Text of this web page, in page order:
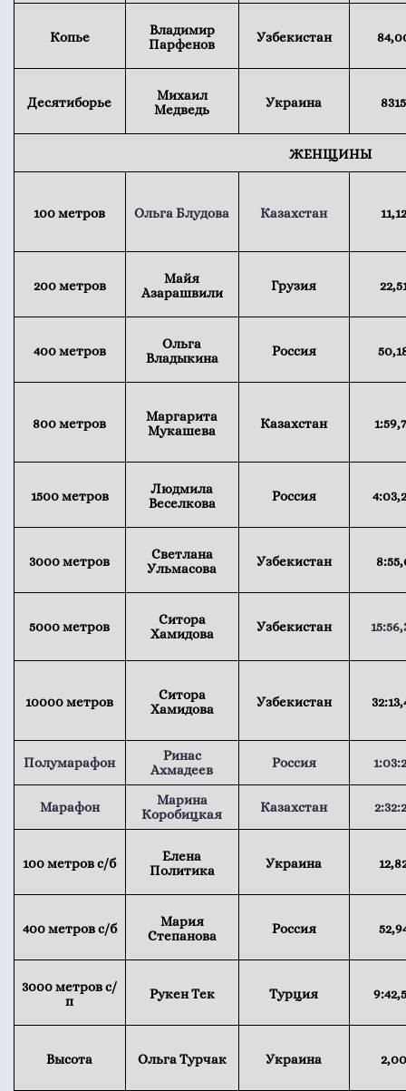
Копье
Владимир
Парфенов
Узбекистан
Десятиборье
Михаил
Медведь
Украина 8315
ЖЕНЩИНЫ
100 метров Ольга Блудова Казахстан 11,12
200 метров
Майя
Азарашвили
Грузия
400 метров
Ольга
Владыкина
Россия
800 метров
Маргарита
Мукашева
Казахстан
1500 метров
Людмила
Веселкова
Россия
3000 метров
Светлана
Ульмасова
Узбекистан
5000 метров
Ситора
Хамидова
Узбекистан
10000 метров
Ситора
Хамидова
Узбекистан
Полумарафон
Ринас
Ахмадеев
Россия
Марафон
Марина
Коробицкая
Казахстан
100 метров с/б
Елена
Политика
Украина
400 метров с/б
Мария
Степанова
Россия
3000 метров с/
п
Рукен Тек Турция
Высота Ольга Турчак Украина 2,00